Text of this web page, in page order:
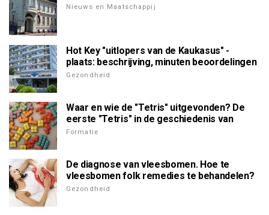
Nieuws en Maatschappij
Hot Key "uitlopers van de Kaukasus" -
plaats: beschrijving, minuten beoordelingen
Gezondheid
Waar en wie de "Tetris" uitgevonden? De
eerste "Tetris" in de geschiedenis van
Formatie
De diagnose van vleesbomen. Hoe te
vleesbomen folk remedies te behandelen?
Gezondheid